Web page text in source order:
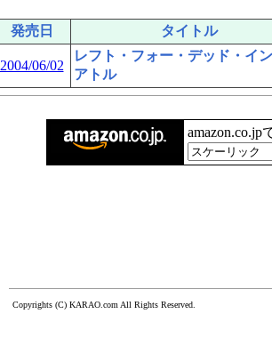
発売日 タイトル
2004/06/02
レフト・フォー・デッド・イ
アトル
amazon.co.jp
Copyrights (C) KARAO.com All Rights Reserved.